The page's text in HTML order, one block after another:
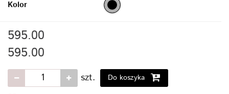
Kolor
595.00
595.00
szt. Do koszyka